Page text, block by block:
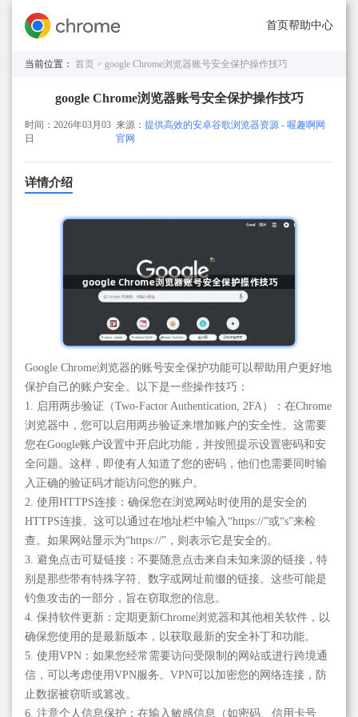
首页帮助中心
当前位置： 首页 > google Chrome浏览器账号安全保护操作技巧
google Chrome浏览器账号安全保护操作技巧
时间：2026年03月03
日
来源：提供高效的安卓谷歌浏览器资源 - 喔趣啊网
官网
详情介绍
Google Chrome浏览器的账号安全保护功能可以帮助用户更好地
保护自己的账户安全。以下是一些操作技巧：
1. 启用两步验证（Two-Factor Authentication, 2FA）：在Chrome
浏览器中，您可以启用两步验证来增加账户的安全性。这需要
您在Google账户设置中开启此功能，并按照提示设置密码和安
全问题。这样，即使有人知道了您的密码，他们也需要同时输
入正确的验证码才能访问您的账户。
2. 使用HTTPS连接：确保您在浏览网站时使用的是安全的
HTTPS连接。这可以通过在地址栏中输入“https://”或“s”来检
查。如果网站显示为“https://”，则表示它是安全的。
3. 避免点击可疑链接：不要随意点击来自未知来源的链接，特
别是那些带有特殊字符、数字或网址前缀的链接。这些可能是
钓鱼攻击的一部分，旨在窃取您的信息。
4. 保持软件更新：定期更新Chrome浏览器和其他相关软件，以
确保您使用的是最新版本，以获取最新的安全补丁和功能。
5. 使用VPN：如果您经常需要访问受限制的网站或进行跨境通
信，可以考虑使用VPN服务。VPN可以加密您的网络连接，防
止数据被窃听或篡改。
6. 注意个人信息保护：在输入敏感信息（如密码、信用卡号